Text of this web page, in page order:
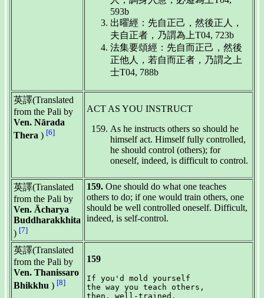
593b
出曜經：先自正己，然後正人，
夫自正者，乃謂為上T04, 723b
法集要頌經：先自而正己，然後
正他人，若自而正者，乃謂之上
士T04, 788b
英譯(Translated
from the Pali by
Ven. Nārada
Thera ) [6]
ACT AS YOU INSTRUCT
As he instructs others so should he
himself act. Himself fully controlled,
he should control (others); for
oneself, indeed, is difficult to control.
英譯(Translated
from the Pali by
Ven. Ācharya
Buddharakkhita
) [7]
159. One should do what one teaches
others to do; if one would train others, one
should be well controlled oneself. Difficult,
indeed, is self-control.
英譯(Translated
from the Pali by
Ven. Thanissaro
Bhikkhu ) [8]
159
If you'd mold yourself
the way you teach others,
then, well-trained,